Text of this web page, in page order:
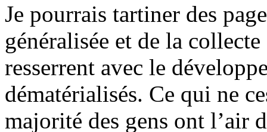
Je pourrais tartiner des
généralisée et de la
resserrent avec le
dématérialisés. Ce qui ne
majorité des gens ont l’air